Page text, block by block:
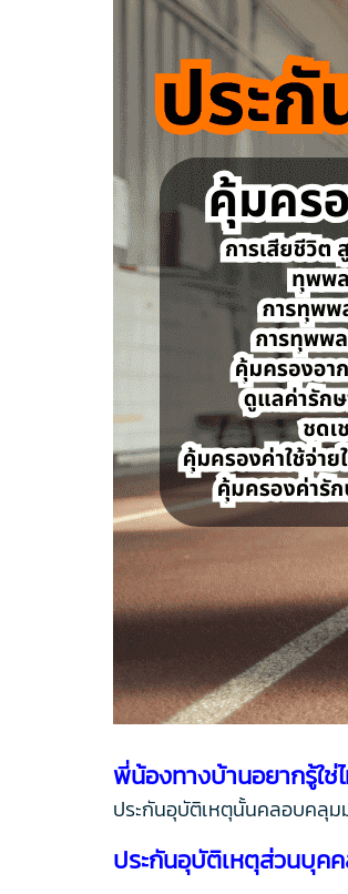
พี่น้องทางบ้านอยากรู้ใช่
ประกันอุบัติเหตุนั้นคลอบคลุม
ประกันอุบัติเหตุส่วนบุคค